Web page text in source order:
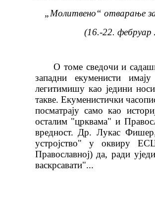
„Молитвено“ отварање
(16.-22. фебруар
О томе сведочи и
западни екуменисти
легитимишу као једини
такве. Екуменистички
посматрају само као
осталим "црквама" и
вредност. Др. Лукас
устројство" у оквиру
Православној) да, ради
васкрсавати"...